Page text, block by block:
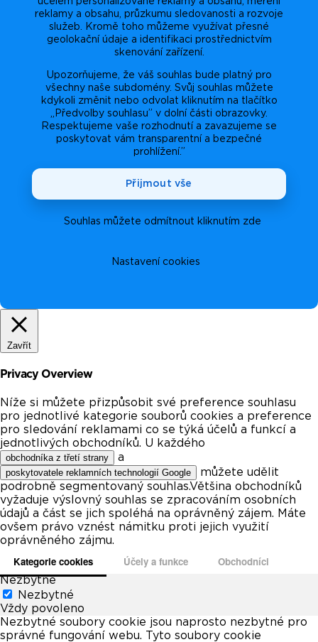
reklamy a obsahu, průzkumu sledovanosti a rozvoje
služeb. Kromě toho můžeme využívat přesné
geolokační údaje a identifikaci prostřednictvím
skenování zařízení.
Upozorňujeme, že váš souhlas bude platný pro
všechny naše subdomény. Svůj souhlas můžete
kdykoli změnit nebo odvolat kliknutím na tlačítko
„Předvolby souhlasu” v dolní části obrazovky.
Respektujeme vaše rozhodnutí a zavazujeme se
poskytovat vám transparentní a bezpečné
prohlížení.”
Nastavení cookies
Souhlas můžete odmítnout kliknutím zde
Přijmout vše
Zavřít
Privacy Overview
Níže si můžete přizpůsobit své preference souhlasu
pro jednotlivé kategorie souborů cookies a preference
pro sledování reklamami co se týká účelů a funkcí a
jednotlivých obchodníků. U každého
obchodníka z třetí strany a
poskytovatele reklamních technologií Google
můžete udělit
podrobně segmentovaný souhlas.Většina obchodníků
vyžaduje výslovný souhlas se zpracováním osobních
údajů a část se jich spoléhá na oprávněný zájem. Máte
ovšem právo vznést námitku proti jejich využití
oprávněného zájmu.
Kategorie cookies Účely a funkce Obchodníci
Nezbytné
Nezbytné
Vždy povoleno
Nezbytné soubory cookie jsou naprosto nezbytné pro
správné fungování webu. Tyto soubory cookie